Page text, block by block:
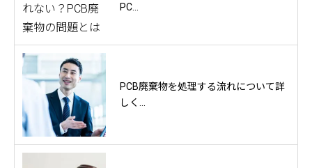
PC...
PCB廃棄物を処理する流れについて詳
しく...